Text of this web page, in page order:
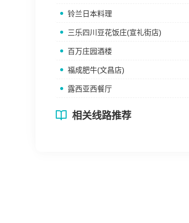
铃兰日本料理
三乐四川豆花饭庄(宣礼街店)
百万庄园酒楼
福成肥牛(文昌店)
露西亚西餐厅
相关线路推荐